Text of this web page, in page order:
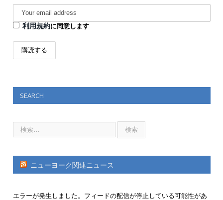
利用規約に同意します
SEARCH
ニューヨーク関連ニュース
エラーが発生しました。フィードの配信が停止している可能性があ